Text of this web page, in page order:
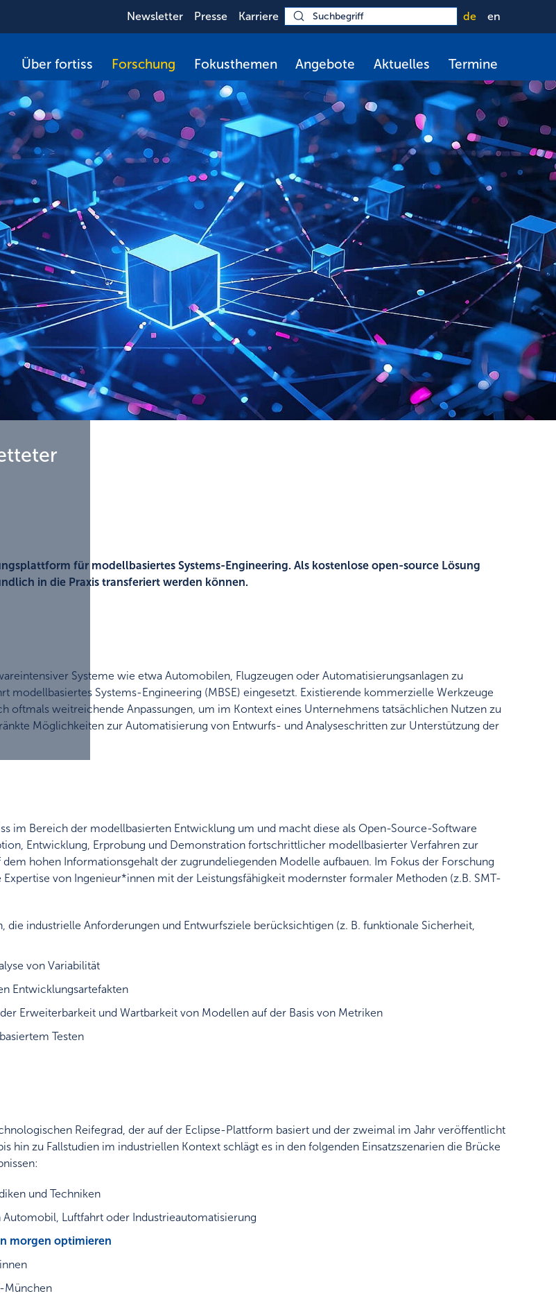
Newsletter Presse Karriere de en
Über fortiss Forschung Fokusthemen Angebote Aktuelles Termine
für modellbasiertes Systems-Engineering. Als kostenlose open-source Lösung
in die Praxis transferiert werden können.
Systeme wie etwa Automobilen, Flugzeugen oder Automatisierungsanlagen zu
modellbasiertes Systems-Engineering (MBSE) eingesetzt. Existierende kommerzielle Werkzeuge
oftmals weitreichende Anpassungen, um im Kontext eines Unternehmens tatsächlichen Nutzen zu
Möglichkeiten zur Automatisierung von Entwurfs- und Analyseschritten zur Unterstützung der
im Bereich der modellbasierten Entwicklung um und macht diese als Open-Source-Software
Entwicklung, Erprobung und Demonstration fortschrittlicher modellbasierter Verfahren zur
hohen Informationsgehalt der zugrundeliegenden Modelle aufbauen. Im Fokus der Forschung
von Ingenieur*innen mit der Leistungsfähigkeit modernster formaler Methoden (z.B. SMT-
industrielle Anforderungen und Entwurfsziele berücksichtigen (z. B. funktionale Sicherheit,
von Variabilität
Entwicklungsartefakten
Erweiterbarkeit und Wartbarkeit von Modellen auf der Basis von Metriken
Testen
Reifegrad, der auf der Eclipse-Plattform basiert und der zweimal im Jahr veröffentlicht
hin zu Fallstudien im industriellen Kontext schlägt es in den folgenden Einsatzszenarien die Brücke
und Techniken
Luftfahrt oder Industrieautomatisierung
morgen optimieren
München